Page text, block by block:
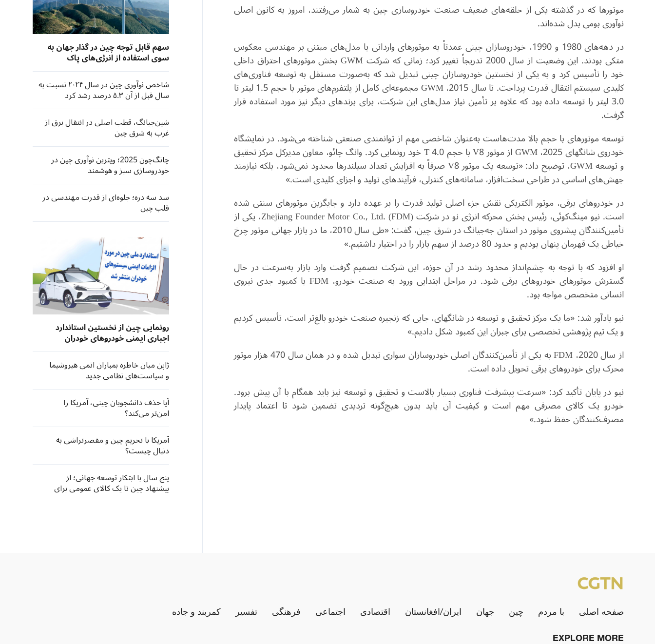
موتورها که در گذشته یکی از حلقه‌های ضعیف صنعت خودروسازی چین به شمار می‌رفتند، امروز به کانون اصلی
نوآوری بومی بدل شده‌اند.
در دهه‌های 1980 و 1990، خودروسازان چینی عمدتاً به موتورهای وارداتی یا مدل‌های مبتنی بر مهندسی معکوس
متکی بودند. این وضعیت از سال 2000 تدریجاً تغییر کرد؛ زمانی که شرکت GWM بخش موتورهای احتراق داخلی
خود را تأسیس کرد و به یکی از نخستین خودروسازان چینی تبدیل شد که به‌صورت مستقل به توسعه فناوری‌های
کلیدی سیستم انتقال قدرت پرداخت. تا سال 2015، GWM مجموعه‌ای کامل از پلتفرم‌های موتور با حجم 1.5 لیتر تا
3.0 لیتر را توسعه داده بود که علاوه بر تأمین نیاز مدل‌های این شرکت، برای برندهای دیگر نیز مورد استفاده قرار
گرفت.
توسعه موتورهای با حجم بالا مدت‌هاست به‌عنوان شاخصی مهم از توانمندی صنعتی شناخته می‌شود. در نمایشگاه
خودروی شانگهای 2025، GWMاز موتورV8با حجم 4.0 Tخود رونمایی کرد. وانگ چائو، معاون مدیرکل مرکز تحقیق
و توسعهGWM، توضیح داد: «توسعه یک موتورV8صرفاً به افزایش تعداد سیلندرها محدود نمی‌شود، بلکه نیازمند
جهش‌های اساسی در طراحی سخت‌افزار، سامانه‌های کنترلی، فرآیندهای تولید و اجزای کلیدی است.
»
در خودروهای برقی، موتور الکتریکی نقش جزء اصلی تولید قدرت را بر عهده دارد و جایگزین موتورهای سنتی شده
است. نیو مینگ‌کوئی، رئیس بخش محرکه انرژی نو در شرکتZhejiang Founder Motor Co., Ltd. (FDM)، یکی از
تأمین‌کنندگان پیشروی موتور در استان جه‌جیانگ در شرق چین، گفت: «طی سال 2010، ما در بازار جهانی موتور چرخ
خیاطی یک قهرمان پنهان بودیم و حدود 80 درصد از سهم بازار را در اختیار داشتیم.»
او افزود که با توجه به چشم‌انداز محدود رشد در آن حوزه، این شرکت تصمیم گرفت وارد بازار به‌سرعت در حال
گسترش موتورهای خودروهای برقی شود. در مراحل ابتدایی ورود به صنعت خودرو، FDM با کمبود جدی نیروی
انسانی متخصص مواجه بود.
نیو یادآور شد: «ما یک مرکز تحقیق و توسعه در شانگهای، جایی که زنجیره صنعت خودرو بالغ‌تر است، تأسیس کردیم
و یک تیم پژوهشی تخصصی برای جبران این کمبود شکل دادیم.
»
از سال 2020،
FDM به یکی از تأمین‌کنندگان اصلی خودروسازان سواری تبدیل شده و در همان سال 470 هزار موتور
محرک برای خودروهای برقی تحویل داده است.
نیو در پایان تأکید کرد: «سرعت پیشرفت فناوری بسیار بالاست و تحقیق و توسعه نیز باید همگام با آن پیش برود.
خودرو یک کالای مصرفی مهم است و کیفیت آن باید بدون هیچ‌گونه تردیدی تضمین شود تا اعتماد پایدار
مصرف‌کنندگان حفظ شود.
»
سهم قابل توجه چین در گذار جهان به
سوی استفاده از انرژی‌های پاک
شاخص نوآوری چین در سال ۲۰۲۴ نسبت به
سال قبل از آن ۵.۳ درصد رشد کرد
شین‌جیانگ، قطب اصلی در انتقال برق از
غرب به شرق چین
چانگ‌چون 2025؛ ویترین نوآوری چین در
خودروسازی سبز و هوشمند
سد سه دره؛ جلوه‌ای از قدرت مهندسی در
قلب چین
رونمایی چین از نخستین استاندارد
اجباری ایمنی خودروهای خودران
ژاپن میان خاطره بمباران اتمی هیروشیما
و سیاست‌های نظامی جدید
آیا حذف دانشجویان چینی، آمریکا را
امن‌تر می‌کند؟
آمریکا با تحریم چین و مقصرتراشی به
دنبال چیست؟
پنج سال با ابتکار توسعه جهانی؛ از
پیشنهاد چین تا یک کالای عمومی برای
صفحه اصلی با مردم چین جهان ایران/افغانستان اقتصادی اجتماعی فرهنگی تفسیر کمربند و جاده
EXPLORE MORE